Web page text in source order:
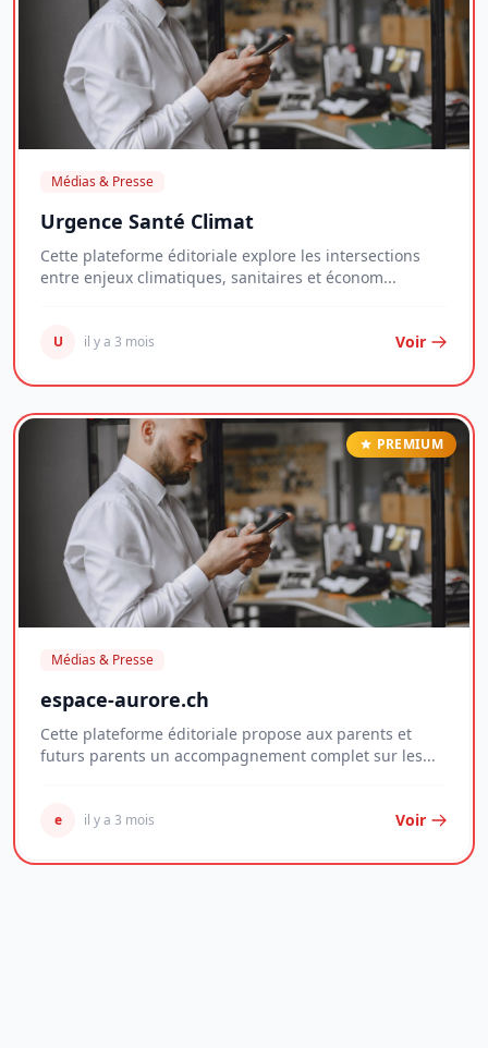
Médias & Presse
Urgence Santé Climat
Cette plateforme éditoriale explore les intersections
entre enjeux climatiques, sanitaires et économ...
U il y a 3 mois Voir
PREMIUM
Médias & Presse
espace-aurore.ch
Cette plateforme éditoriale propose aux parents et
futurs parents un accompagnement complet sur les...
e il y a 3 mois Voir